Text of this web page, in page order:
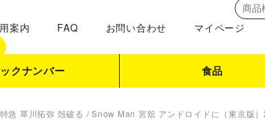
案内 FAQ お問い合わせ マイページ
クナンバー 食品
急 草川拓弥 殻破る / Snow Man 宮舘 アンドロイドに（東京版